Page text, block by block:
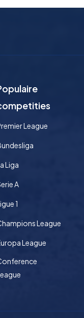
League
Liga
A
1
League
League